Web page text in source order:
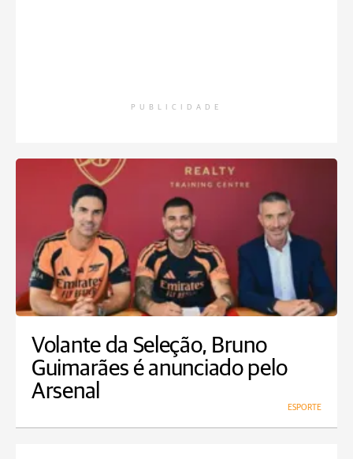
PUBLICIDADE
Volante da Seleção, Bruno
Guimarães é anunciado pelo
Arsenal
ESPORTE